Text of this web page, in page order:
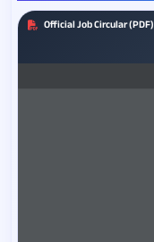
Official Job Circular (PDF)